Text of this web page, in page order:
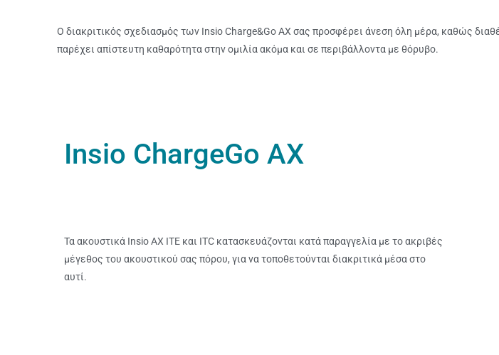
Ο διακριτικός σχεδιασμός των Insio Charge&Go AX σας προσφέρει άνεση όλη μέρα, καθώς
παρέχει απίστευτη καθαρότητα στην ομιλία ακόμα και σε περιβάλλοντα με θόρυβο.
Insio ChargeGo AX
Τα ακουστικά Insio AX ITE και ITC κατασκευάζονται κατά παραγγελία με το ακριβές
μέγεθος του ακουστικού σας πόρου, για να τοποθετούνται διακριτικά μέσα στο
αυτί.